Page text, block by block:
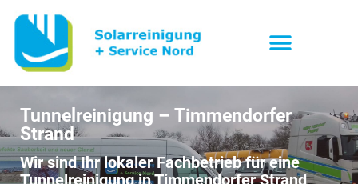
Tunnelreinigung – Timmendorfer
Strand
Wir sind Ihr lokaler Fachbetrieb für eine
Tunnelreinigung in Timmendorfer Strand